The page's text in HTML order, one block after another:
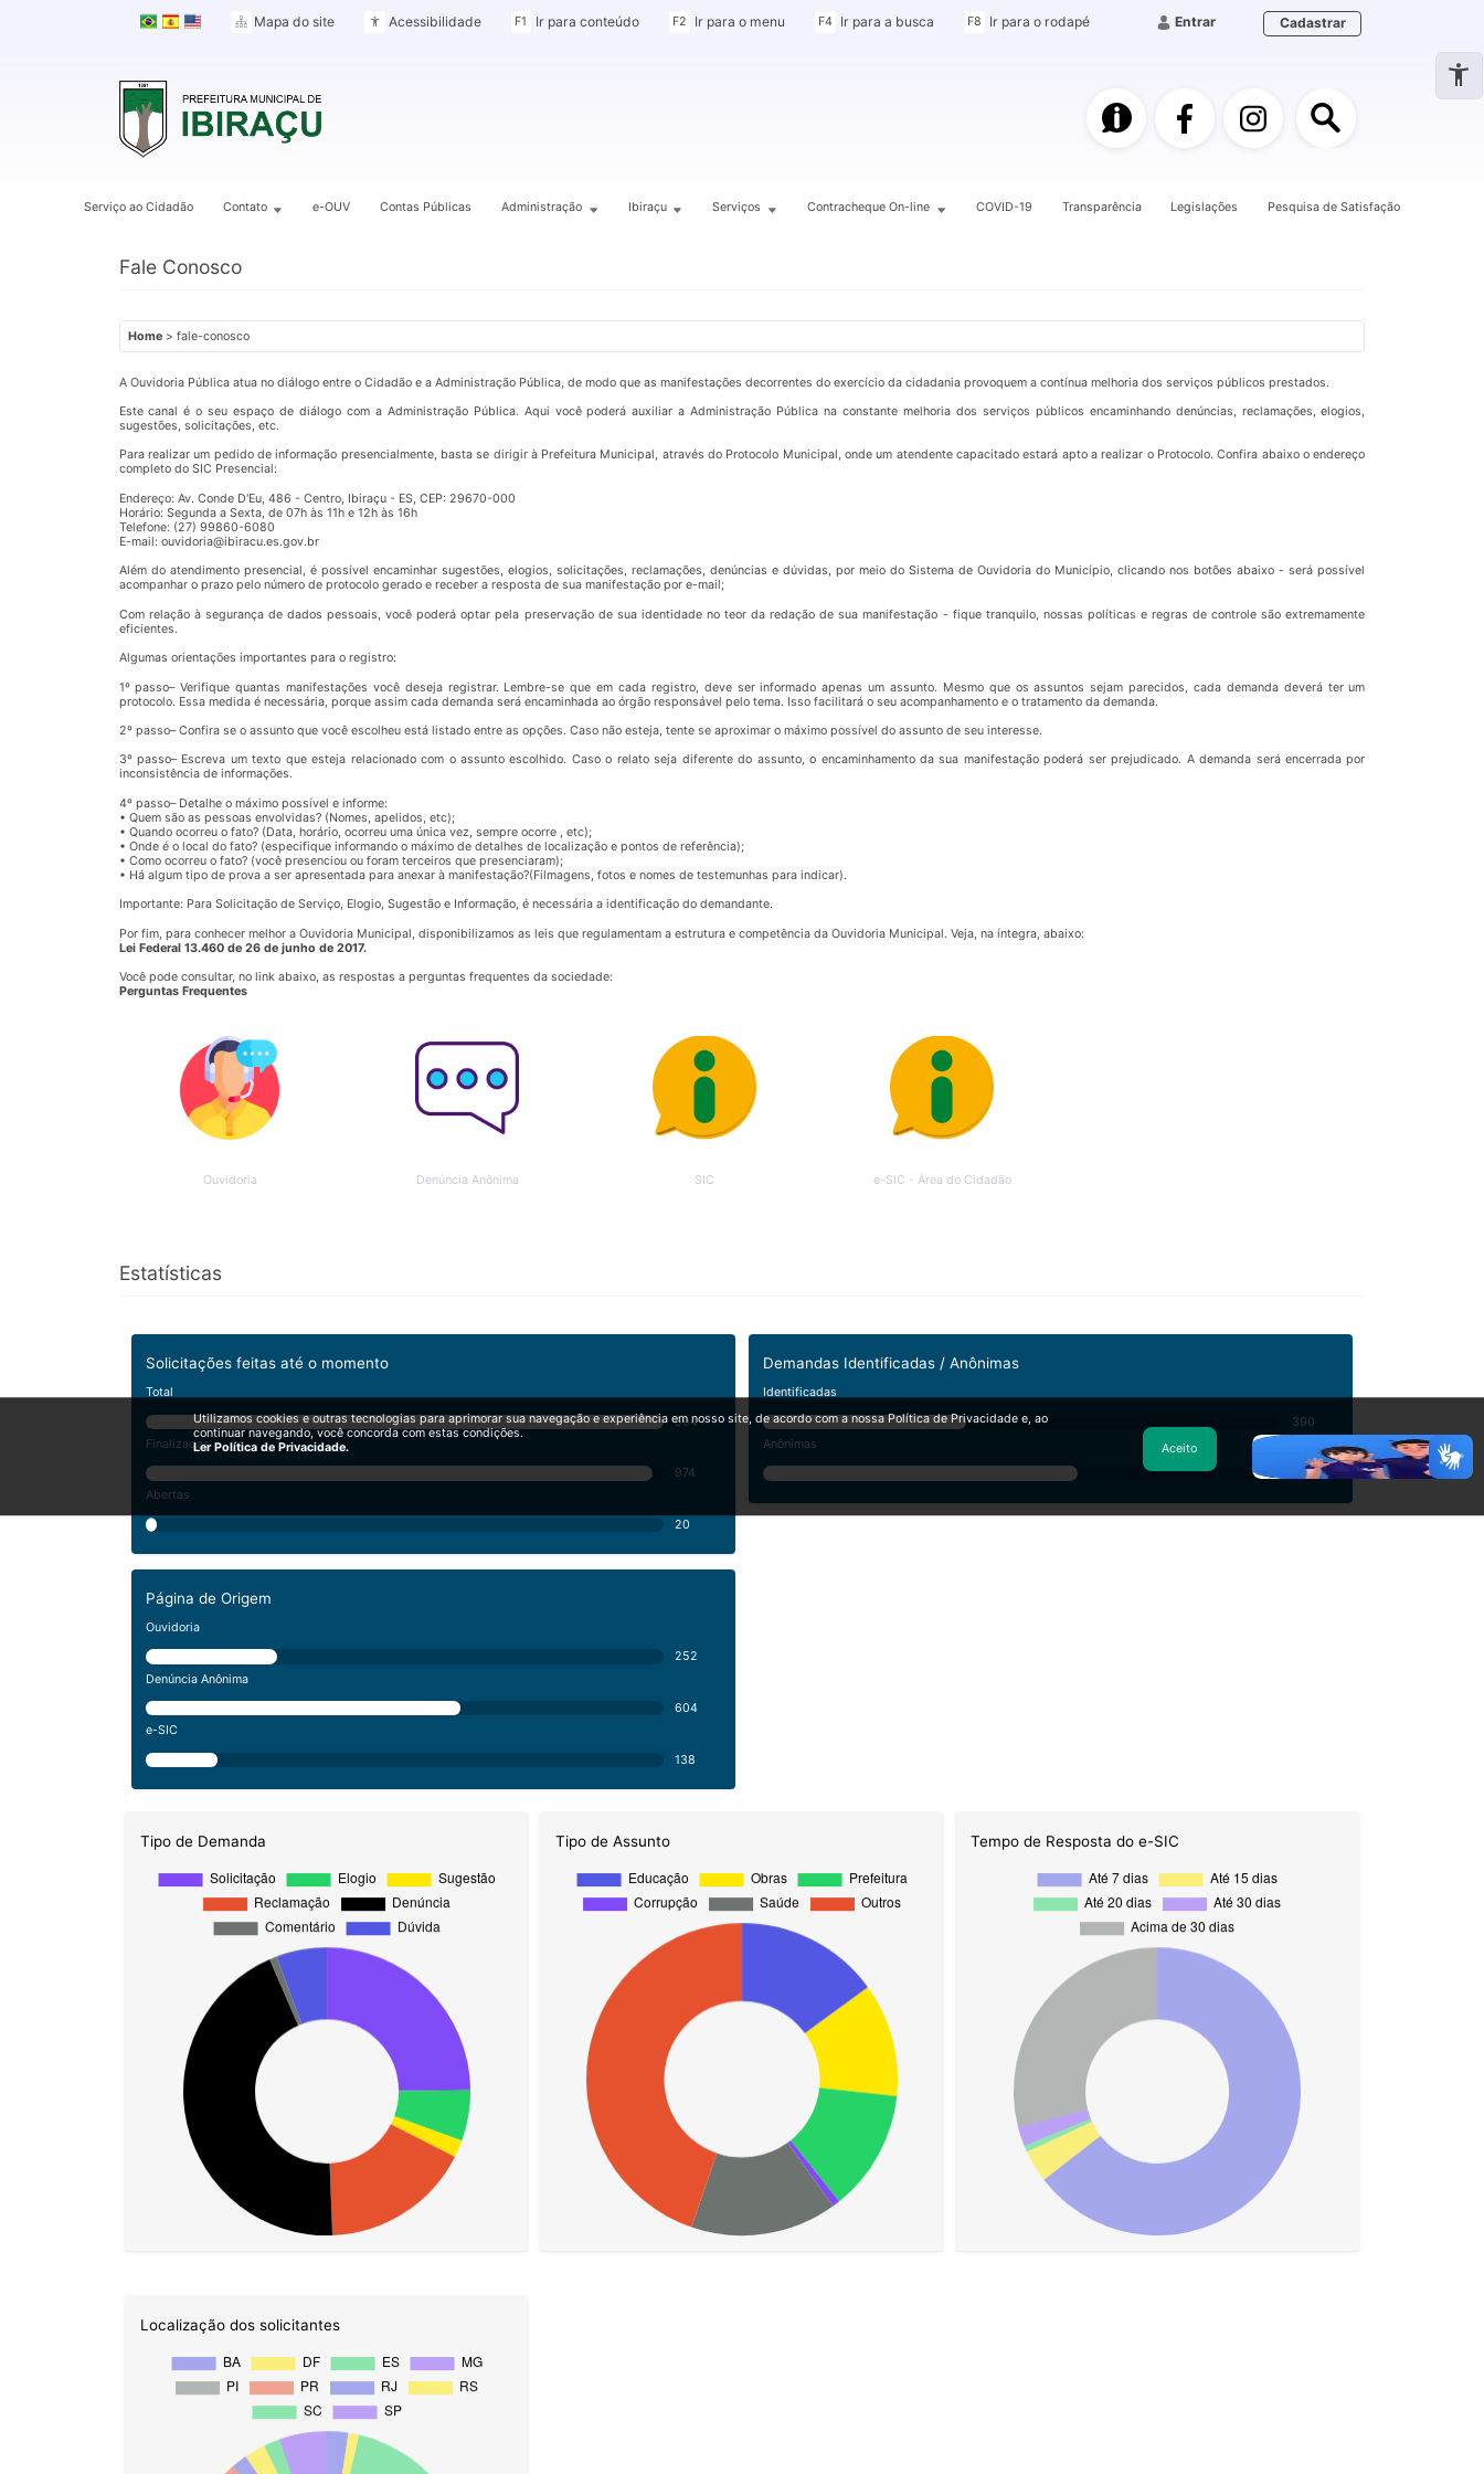
Utilizamos cookies e outras tecnologias para aprimorar sua navegação e experiência em nosso site, de acordo com a nossa Política de Privacidade e, ao
continuar navegando, você concorda com estas condições.
Ler Política de Privacidade.
Aceito
Mapa do site Acessibilidade Ir para conteúdo
F1 Ir para o menu
F2 Ir para a busca
F4 Ir para o rodapé
F8 Entrar Cadastrar
Serviço ao Cidadão Contato e-OUV Contas Públicas Administração Ibiraçu Serviços Contracheque On-line COVID-19 Transparência Legislações Pesquisa de Satisfação
Fale Conosco
Home> fale-conosco
A Ouvidoria Pública atua no diálogo entre o Cidadão e a Administração Pública, de modo que as manifestações decorrentes do exercício da cidadania provoquem a contínua melhoria dos serviços públicos prestados.
Este canal é o seu espaço de diálogo com a Administração Pública. Aqui você poderá auxiliar a Administração Pública na constante melhoria dos serviços públicos encaminhando denúncias, reclamações, elogios,
sugestões, solicitações, etc.
Para realizar um pedido de informação presencialmente, basta se dirigir à Prefeitura Municipal, através do Protocolo Municipal, onde um atendente capacitado estará apto a realizar o Protocolo. Confira abaixo o endereço
completo do SIC Presencial:
Endereço: Av. Conde D'Eu, 486 - Centro, Ibiraçu - ES, CEP: 29670-000
Horário: Segunda a Sexta, de 07h às 11h e 12h às 16h
Telefone: (27) 99860-6080
E-mail: ouvidoria@ibiracu.es.gov.br
Além do atendimento presencial, é possível encaminhar sugestões, elogios, solicitações, reclamações, denúncias e dúvidas, por meio do Sistema de Ouvidoria do Município, clicando nos botões abaixo - será possível
acompanhar o prazo pelo número de protocolo gerado e receber a resposta de sua manifestação por e-mail;
Com relação à segurança de dados pessoais, você poderá optar pela preservação de sua identidade no teor da redação de sua manifestação - fique tranquilo, nossas políticas e regras de controle são extremamente
eficientes.
Algumas orientações importantes para o registro:
1º passo– Verifique quantas manifestações você deseja registrar. Lembre-se que em cada registro, deve ser informado apenas um assunto. Mesmo que os assuntos sejam parecidos, cada demanda deverá ter um
protocolo. Essa medida é necessária, porque assim cada demanda será encaminhada ao órgão responsável pelo tema. Isso facilitará o seu acompanhamento e o tratamento da demanda.
2º passo– Confira se o assunto que você escolheu está listado entre as opções. Caso não esteja, tente se aproximar o máximo possível do assunto de seu interesse.
3º passo– Escreva um texto que esteja relacionado com o assunto escolhido. Caso o relato seja diferente do assunto, o encaminhamento da sua manifestação poderá ser prejudicado. A demanda será encerrada por
inconsistência de informações.
4º passo– Detalhe o máximo possível e informe:
• Quem são as pessoas envolvidas? (Nomes, apelidos, etc);
• Quando ocorreu o fato? (Data, horário, ocorreu uma única vez, sempre ocorre , etc);
• Onde é o local do fato? (especifique informando o máximo de detalhes de localização e pontos de referência);
• Como ocorreu o fato? (você presenciou ou foram terceiros que presenciaram);
• Há algum tipo de prova a ser apresentada para anexar à manifestação?(Filmagens, fotos e nomes de testemunhas para indicar).
Importante: Para Solicitação de Serviço, Elogio, Sugestão e Informação, é necessária a identificação do demandante.
Por fim, para conhecer melhor a Ouvidoria Municipal, disponibilizamos as leis que regulamentam a estrutura e competência da Ouvidoria Municipal. Veja, na íntegra, abaixo:
Lei Federal 13.460 de 26 de junho de 2017.
Você pode consultar, no link abaixo, as respostas a perguntas frequentes da sociedade:
Perguntas Frequentes
Ouvidoria Denúncia Anônima SIC e-SIC - Área do Cidadão
Estatísticas
Solicitações feitas até o momento
Total
994
Finalizadas
974
Abertas
20
Demandas Identificadas / Anônimas
Identificadas
390
Anônimas
604
Página de Origem
Ouvidoria
252
Denúncia Anônima
604
e-SIC
138
Tipo de Demanda Tipo de Assunto Tempo de Resposta do e-SIC
Localização dos solicitantes